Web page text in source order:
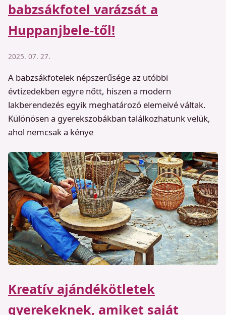
babzsákfotel varázsát a
Huppanjbele-től!
2025. 07. 27.
A babzsákfotelek népszerűsége az utóbbi
évtizedekben egyre nőtt, hiszen a modern
lakberendezés egyik meghatározó elemeivé váltak.
Különösen a gyerekszobákban találkozhatunk velük,
ahol nemcsak a kénye
Kreatív ajándékötletek
gyerekeknek, amiket saját